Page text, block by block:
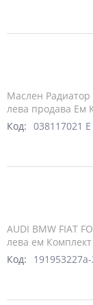
Маслен Радиатор
лева продава Ем
Код: 038117021 Е
AUDI BMW FIAT
лева ем
Код: